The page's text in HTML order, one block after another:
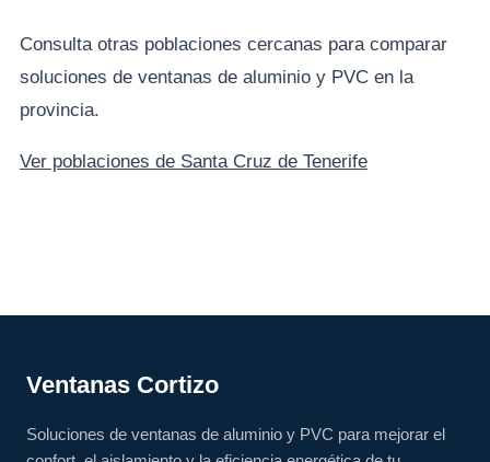
Consulta otras poblaciones cercanas para comparar
soluciones de ventanas de aluminio y PVC en la
provincia.
Ver poblaciones de Santa Cruz de Tenerife
Ventanas Cortizo
Soluciones de ventanas de aluminio y PVC para mejorar el